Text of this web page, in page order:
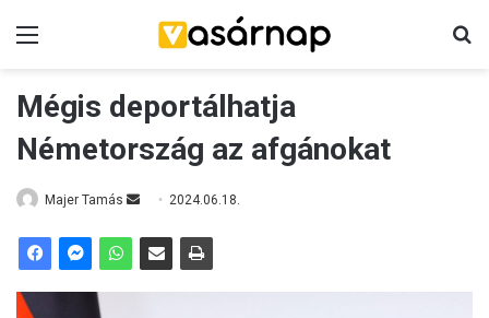
Mégis deportálhatja
Németország az afgánokat
Majer Tamás 2024.06.18.